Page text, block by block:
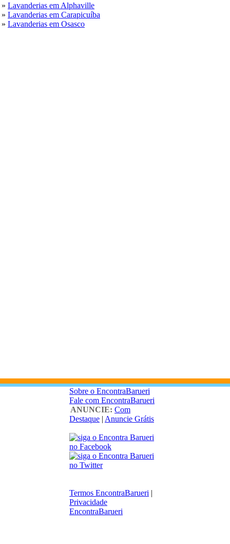
» Lavanderias em Alphaville
» Lavanderias em Carapicuíba
» Lavanderias em Osasco
Sobre o EncontraBarueri
Fale com EncontraBarueri
ANUNCIE: Com
Destaque | Anuncie Grátis
Termos EncontraBarueri |
Privacidade
EncontraBarueri